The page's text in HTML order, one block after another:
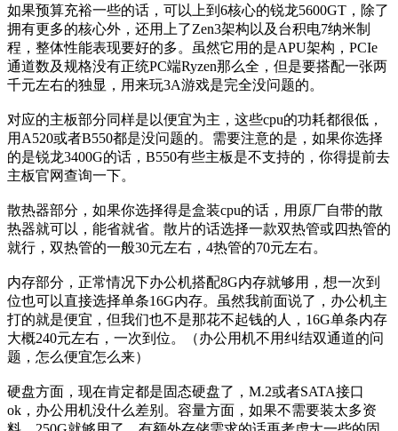
如果预算充裕一些的话，可以上到6核心的锐龙5600GT，除了
拥有更多的核心外，还用上了Zen3架构以及台积电7纳米制
程，整体性能表现要好的多。虽然它用的是APU架构，PCIe
通道数及规格没有正统PC端Ryzen那么全，但是要搭配一张两
千元左右的独显，用来玩3A游戏是完全没问题的。
对应的主板部分同样是以便宜为主，这些cpu的功耗都很低，
用A520或者B550都是没问题的。需要注意的是，如果你选择
的是锐龙3400G的话，B550有些主板是不支持的，你得提前去
主板官网查询一下。
散热器部分，如果你选择得是盒装cpu的话，用原厂自带的散
热器就可以，能省就省。散片的话选择一款双热管或四热管的
就行，双热管的一般30元左右，4热管的70元左右。
内存部分，正常情况下办公机搭配8G内存就够用，想一次到
位也可以直接选择单条16G内存。虽然我前面说了，办公机主
打的就是便宜，但我们也不是那花不起钱的人，16G单条内存
大概240元左右，一次到位。（办公用机不用纠结双通道的问
题，怎么便宜怎么来）
硬盘方面，现在肯定都是固态硬盘了，M.2或者SATA接口
ok，办公用机没什么差别。容量方面，如果不需要装太多资